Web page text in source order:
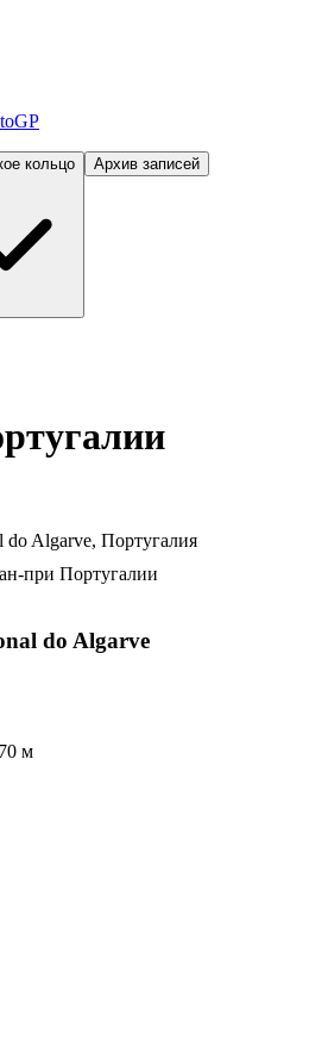
кольцо Архив записей
do Algarve, Португалия
при Португалии
do Algarve
м